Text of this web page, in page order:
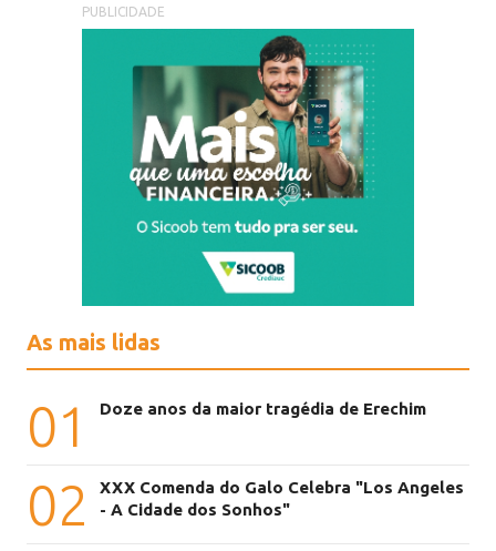
PUBLICIDADE
As mais lidas
01 Doze anos da maior tragédia de Erechim
02
XXX Comenda do Galo Celebra "Los Angeles
- A Cidade dos Sonhos"